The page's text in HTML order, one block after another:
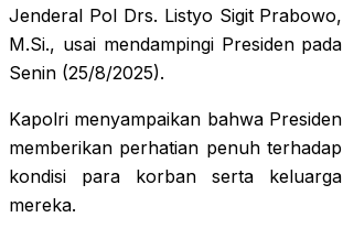
Jenderal Pol Drs. Listyo Sigit Prabowo,
M.Si., usai mendampingi Presiden pada
Senin (25/8/2025).
Kapolri menyampaikan bahwa Presiden
memberikan perhatian penuh terhadap
kondisi para korban serta keluarga
mereka.